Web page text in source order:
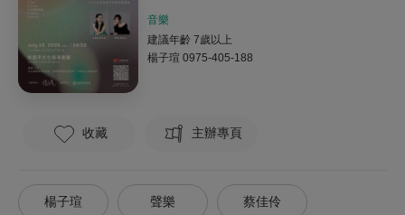
音樂
建議年齡 7歲以上
楊子瑄 0975-405-188
收藏 主辦專頁
楊子瑄 聲樂 蔡佳伶